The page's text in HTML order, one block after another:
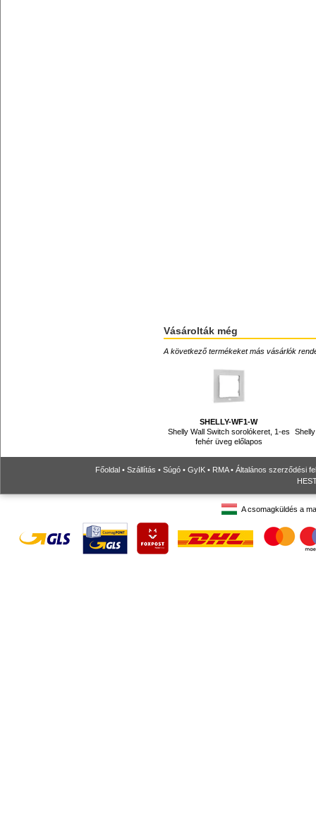
Vásárolták még
A következő termékeket más vásárlók
SHELLY-WF1-W
Shelly Wall Switch sorolókeret, 1-es
fehér üveg előlapos
Főoldal • Szállítás • Súgó • GyIK • RMA• Általános szerződési
A csomagküldés a